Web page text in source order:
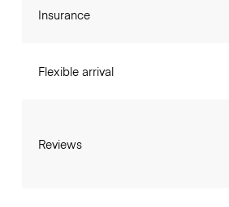
Insurance
Flexible arrival
Reviews